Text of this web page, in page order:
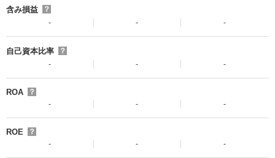
含み損益
？
-
- -
自己資本比率
？
-
- -
ROA
？
-
- -
ROE
？
-
- -